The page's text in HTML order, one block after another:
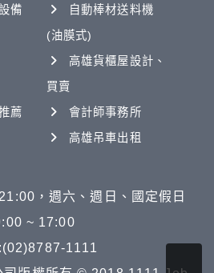
備
自動棒材送料機
(油膜式)
高雄貨櫃屋設計、
買賣
薦
會計師事務所
高雄吊車出租
，週六、週日、國定假日
~ 17:00
1111